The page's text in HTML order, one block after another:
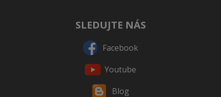
SLEDUJTE NÁS
Facebook
Youtube
Blog